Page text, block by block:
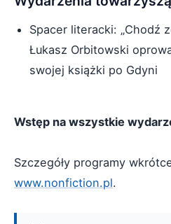
Spacer literacki: „Chodź
Łukasz Orbitowski
swojej książki po Gdyni
Wstęp na wszystkie
Szczegóły programy
www.nonfiction.pl.